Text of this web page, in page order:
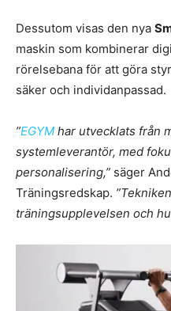
Dessutom visas den nya
maskin som kombinerar
rörelsebana för att göra
säker och individanpassad.
”EGYM har utvecklats från
systemleverantör, med
personalisering,” säger
Träningsredskap.
träningsupplevelsen och